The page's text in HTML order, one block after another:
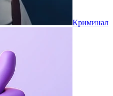
Криминал